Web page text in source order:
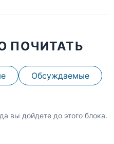
ПОЧИТАТЬ
Обсуждаемые
вы дойдете до этого блока.